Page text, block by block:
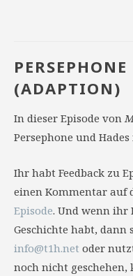
(ADAPTION)
In dieser Episode von
Persephone und
Ihr habt Feedback zu
einen Kommentar auf
Episode. Und wenn ihr
Geschichte habt,
info@t1h.net oder
noch nicht